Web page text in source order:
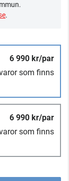
.
6 990 kr/par
som finns
6 990 kr/par
som finns